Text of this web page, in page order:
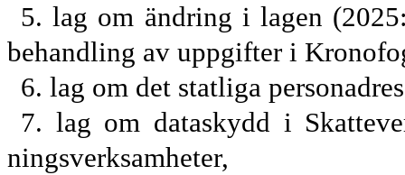
5. lag om ändring i lagen
behandling av uppgifter i
6. lag om det statliga
7. lag om dataskydd i
ningsverksamheter,